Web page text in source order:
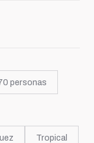
personas
Tropical